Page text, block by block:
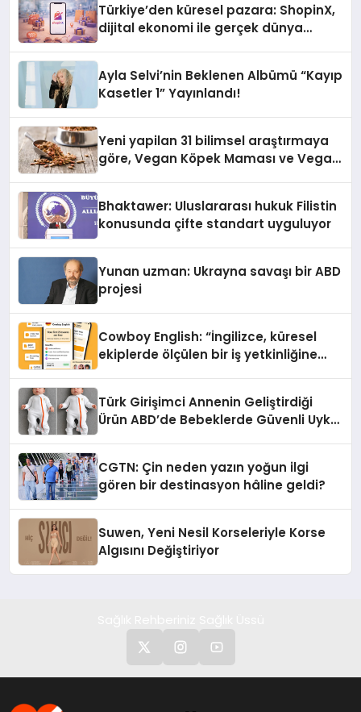
Türkiye’den küresel pazara: ShopinX,
dijital ekonomi ile gerçek dünya
Ayla Selvi’nin Beklenen Albümü “Kayıp
Kasetler 1” Yayınlandı!
Yeni yapilan 31 bilimsel araştırmaya
göre, Vegan Köpek Maması ve Vegan
Bhaktawer: Uluslararası hukuk Filistin
konusunda çifte standart uyguluyor
Yunan uzman: Ukrayna savaşı bir ABD
projesi
Cowboy English: “İngilizce, küresel
ekiplerde ölçülen bir iş yetkinliğine
Türk Girişimci Annenin Geliştirdiği
Ürün ABD’de Bebeklerde Güvenli Uyku
CGTN: Çin neden yazın yoğun ilgi
gören bir destinasyon hâline geldi?
Suwen, Yeni Nesil Korseleriyle Korse
Algısını Değiştiriyor